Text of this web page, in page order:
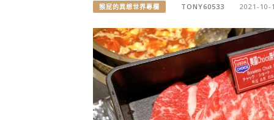
猴屁的異想世界專欄 TONY60533 2021-10-